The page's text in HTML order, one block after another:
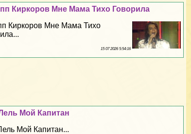
Киркоров Мне Мама Тихо Говорила
Киркоров Мне Мама Тихо
15 07 2026 5:54:16
Мой Капитан
Мой Капитан...